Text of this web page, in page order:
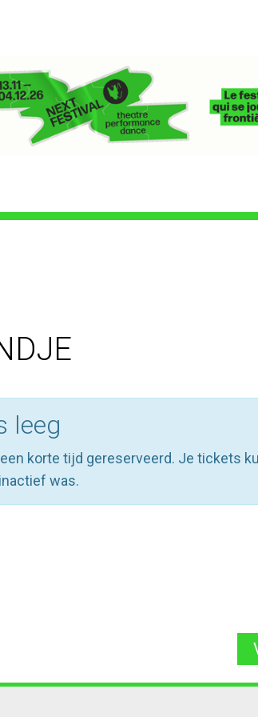
leeg
korte tijd gereserveerd. Je tickets
was.